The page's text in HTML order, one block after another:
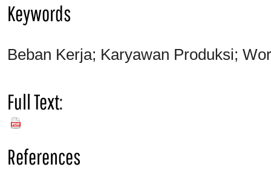
Keywords
Beban Kerja; Karyawan Produksi;
Full Text:
PDF
References